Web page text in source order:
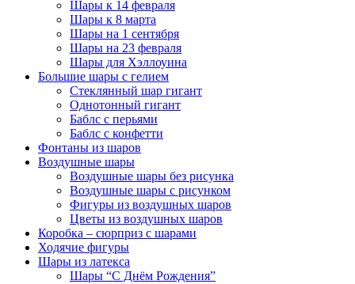
Шары к 14 февраля
Шары к 8 марта
Шары на 1 сентября
Шары на 23 февраля
Шары для Хэллоуина
Большие шары с гелием
Стеклянный шар гигант
Однотонный гигант
Баблс с перьями
Баблс с конфетти
Фонтаны из шаров
Воздушные шары
Воздушные шары без рисунка
Воздушные шары с рисунком
Фигуры из воздушных шаров
Цветы из воздушных шаров
Коробка – сюрприз с шарами
Ходячие фигуры
Шары из латекса
Шары “С Днём Рождения”